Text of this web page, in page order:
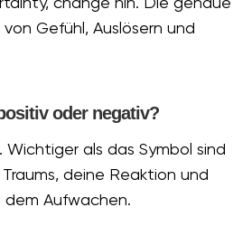
change hin. Die genaue
Gefühl, Auslösern und
oder negativ?
Wichtiger als das Symbol sind
deine Reaktion und
Aufwachen.